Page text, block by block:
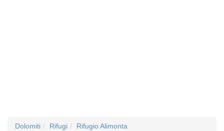
Dolomiti Rifugi
Rifugio Alimonta